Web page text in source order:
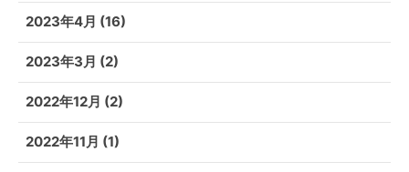
2023年4月 (16)
2023年3月 (2)
2022年12月 (2)
2022年11月 (1)